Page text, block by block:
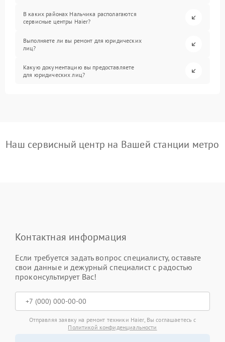
В каких районах Нальчика располагаются
сервисные центры Haier?
Выполняете ли вы ремонт для юридических
лиц?
Какую документацию вы предоставляете
для юридических лиц?
Наш сервисный центр на Вашей станции метро
Контактная информация
Если требуется задать вопрос специалисту, оставьте
свои данные и дежурный специалист с радостью
проконсультирует Вас!
Отправляя заявку на ремонт техники Haier, Вы соглашаетесь с
Политикой конфиденциальности